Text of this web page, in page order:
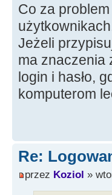
Co za
Jeżeli
ma znaczenia
login i hasło,
komputerom
Re:
przez Koziol »